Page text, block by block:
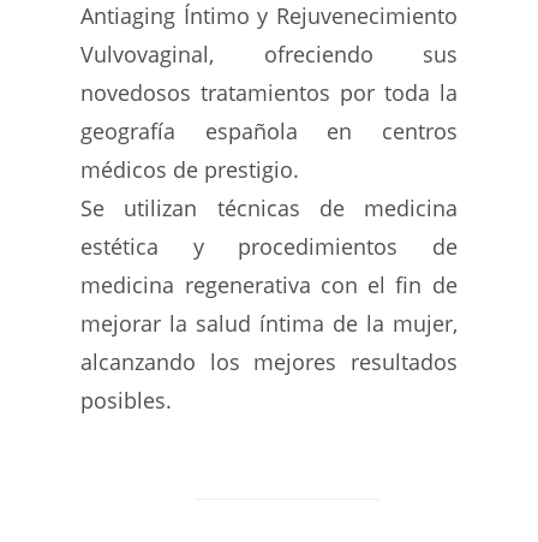
Antiaging Íntimo y Rejuvenecimiento
Vulvovaginal, ofreciendo sus
novedosos tratamientos por toda la
geografía española en centros
médicos de prestigio.
Se utilizan técnicas de medicina
estética y procedimientos de
medicina regenerativa con el fin de
mejorar la salud íntima de la mujer,
alcanzando los mejores resultados
posibles.